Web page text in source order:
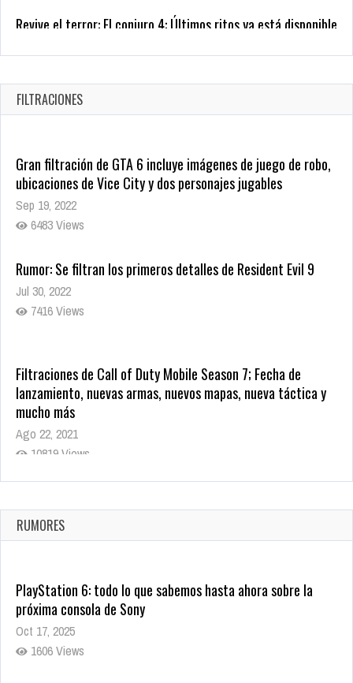
Warner Bros. lleva a las tiendas digitales su racha de
Oct 17, 2025
1435 Views
FILTRACIONES
Gran filtración de GTA 6 incluye imágenes de juego de robo,
ubicaciones de Vice City y dos personajes jugables
Sep 19, 2022
6483 Views
Rumor: Se filtran los primeros detalles de Resident Evil 9
Jul 30, 2022
7416 Views
Filtraciones de Call of Duty Mobile Season 7; Fecha de
lanzamiento, nuevas armas, nuevos mapas, nueva táctica y
mucho más
Ago 22, 2021
10819 Views
La configuración de Call of Duty 2021 aparentemente ya fue
Ago 8, 2021
10005 Views
RUMORES
PlayStation 6: todo lo que sabemos hasta ahora sobre la
próxima consola de Sony
Oct 17, 2025
1606 Views